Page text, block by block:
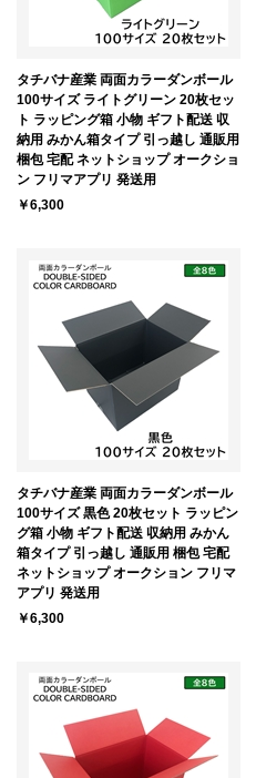
タチバナ産業 両面カラーダンボール
100サイズ ライトグリーン 20枚セッ
ト ラッピング箱 小物 ギフト配送 収
納用 みかん箱タイプ 引っ越し 通販用
梱包 宅配 ネットショップ オークショ
ン フリマアプリ 発送用
￥6,300
タチバナ産業 両面カラーダンボール
100サイズ 黒色 20枚セット ラッピン
グ箱 小物 ギフト配送 収納用 みかん
箱タイプ 引っ越し 通販用 梱包 宅配
ネットショップ オークション フリマ
アプリ 発送用
￥6,300